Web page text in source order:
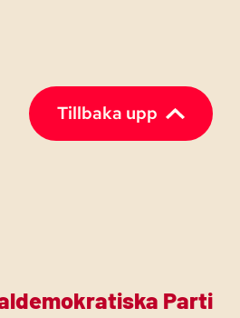
Tillbaka upp
Parti